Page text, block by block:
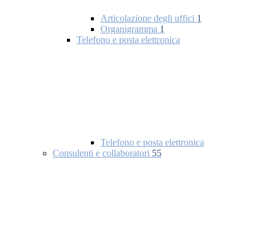
Articolazione degli uffici 1
Organigramma 1
Telefono e posta elettronica
Telefono e posta elettronica
Consulenti e collaboratori 55